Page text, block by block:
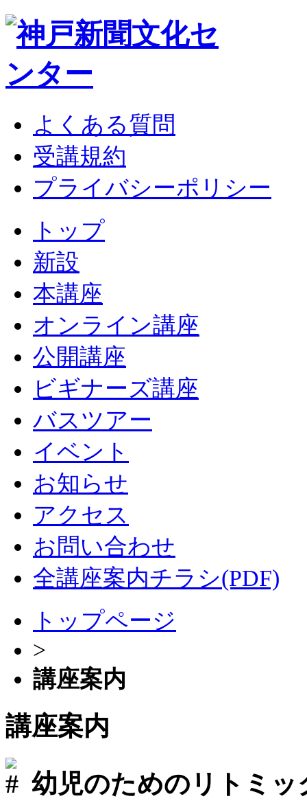
よくある質問
受講規約
プライバシーポリシー
トップ
新設
本講座
オンライン講座
公開講座
ビギナーズ講座
バスツアー
イベント
お知らせ
アクセス
お問い合わせ
全講座案内チラシ(PDF)
トップページ
>
講座案内
講座案内
幼児のためのリトミッ